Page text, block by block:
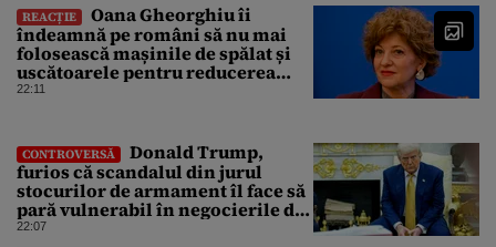
REACȚIE
Oana Gheorghiu îi
îndeamnă pe români să nu mai
folosească mașinile de spălat și
uscătoarele pentru reducerea
consumului de energie
22:11
CONTROVERSĂ
Donald Trump,
furios că scandalul din jurul
stocurilor de armament îl face să
pară vulnerabil în negocierile de
pace cu Iranul
22:07